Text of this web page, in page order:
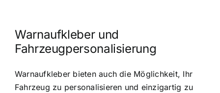
Warnaufkleber und
Fahrzeugpersonalisierung
Warnaufkleber bieten auch die Möglichkeit, Ihr
Fahrzeug zu personalisieren und einzigartig zu